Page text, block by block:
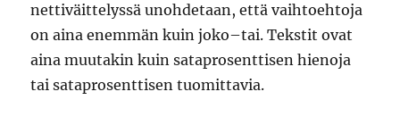
nettiväittelyssä unohdetaan, että vaihtoehtoja
on aina enemmän kuin joko–tai. Tekstit ovat
aina muutakin kuin sataprosenttisen hienoja
tai sataprosenttisen tuomittavia.